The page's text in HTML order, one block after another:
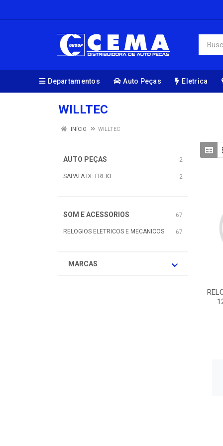
Departamentos Auto Peças Eletrica
WILLTEC
INÍCIO WILLTEC
AUTO PEÇAS 2
SAPATA DE FREIO 2
SOM E ACESSORIOS 67
RELOGIOS ELETRICOS E MECANICOS 67
MARCAS